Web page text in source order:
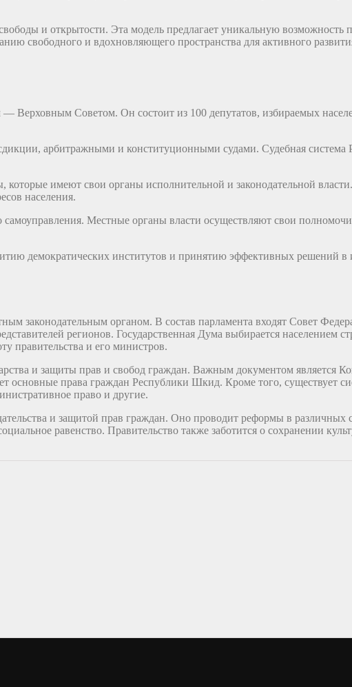
и открытости. Эта модель предлагает уникальную возможность
свободного и вдохновляющего пространства для активного
Верховным Советом. Он состоит из 100 депутатов, избираемых
арбитражными и конституционными судами. Судебная
имеют свои органы исполнительной и законодательной
населения.
Местные органы власти осуществляют свои
демократических институтов и принятию эффективных решений в
законодательным органом. В состав парламента входят Совет
регионов. Государственная Дума выбирается населением
правительства и его министров.
и защиты прав и свобод граждан. Важным документом является
основные права граждан Республики Шкид. Кроме того, существует
право и другие.
и защитой прав граждан. Оно проводит реформы в различных
равенство. Правительство также заботится о сохранении